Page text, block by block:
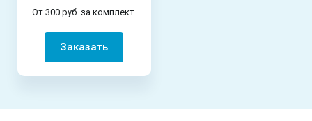
От 300 руб. за комплект.
Заказать